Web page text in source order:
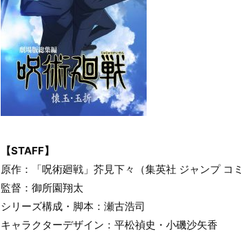
【STAFF】
原作：「呪術廻戦」芥見下々（集英社 ジャンプ コ
監督：御所園翔太
シリーズ構成・脚本：瀬古浩司
キャラクターデザイン：平松禎史・小磯沙矢香